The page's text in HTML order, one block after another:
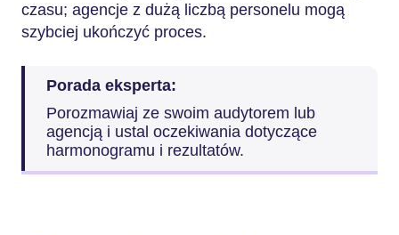
czasu; agencje z dużą liczbą personelu mogą
szybciej ukończyć proces.
Porada eksperta:
Porozmawiaj ze swoim audytorem lub
agencją i ustal oczekiwania dotyczące
harmonogramu i rezultatów.